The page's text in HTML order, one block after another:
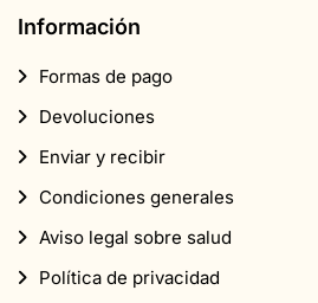
Información
Formas de pago
Devoluciones
Enviar y recibir
Condiciones generales
Aviso legal sobre salud
Política de privacidad